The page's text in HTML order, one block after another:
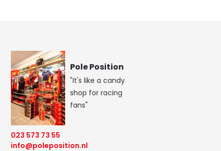
Pole Position
"It's like a candy
shop for racing
fans"
023 573 73 55
info@poleposition.nl